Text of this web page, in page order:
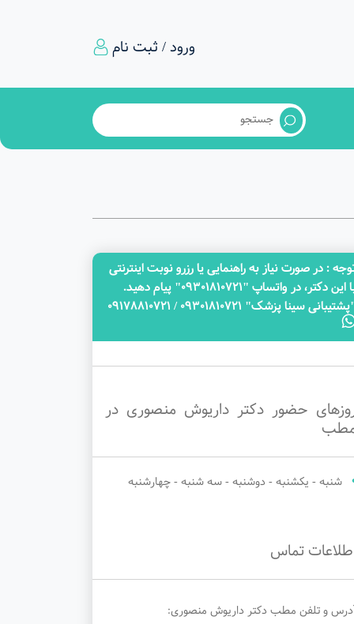
ورود / ثبت نام
: در صورت نیاز به راهنمایی یا رزرو نوبت اینترنتی
با این دکتر، در واتساپ "09301810721" پیام دهید.
سینا پزشک" 09301810721 / 09178810721
حضور دکتر داریوش منصوری در
شنبه - یکشنبه - دوشنبه - سه شنبه - چهارشنبه
تماس
و تلفن مطب دکتر داریوش منصوری: